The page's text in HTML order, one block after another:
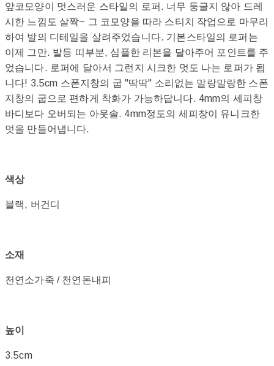
앞코모양이 멋스러운 스타일의 로퍼. 너무 둥글지 않아 드레
시한 느낌도 살짝~ 그 코모양을 따라 스티치 작업으로 마무리
하여 발의 디테일을 살려주었습니다. 기본스타일의 로퍼는
이제 그만. 발등 띠부분, 심플한 리본을 달아주어 포인트를 주
었습니다. 로퍼에 달아서 그런지 시크한 멋도 나는 로퍼가 됩
니다! 3.5cm 스폰지창의 굽 "딱딱" 소리없는 말랑말랑한 스폰
지창의 굽으로 편하게 착화가 가능하답니다. 4mm의 세피창
바디보다 오버되는 아웃솔. 4mm정도의 세피창이 유니크한
멋을 만들어냅니다.
색상
블랙, 버건디
소재
천연소가죽 / 천연돈내피
높이
3.5cm